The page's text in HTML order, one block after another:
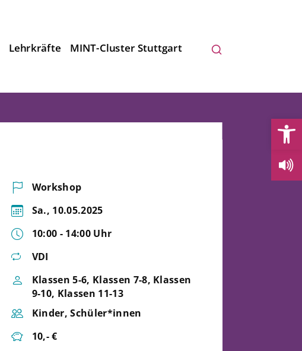
Lehrkräfte MINT-Cluster Stuttgart
Workshop
Sa., 10.05.2025
10:00 - 14:00 Uhr
VDI
Klassen 5-6, Klassen 7-8, Klassen
9-10, Klassen 11-13
Kinder, Schüler*innen
10,- €